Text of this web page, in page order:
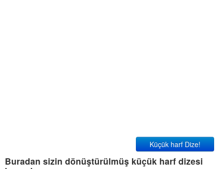
Küçük harf Dize!
Buradan sizin dönüştürülmüş küçük harf dizesi